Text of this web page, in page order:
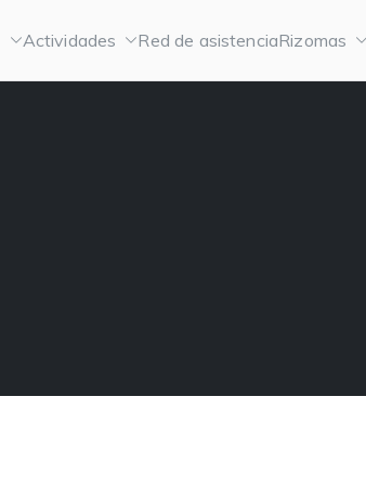
Actividades Red de asistenciaRizomas